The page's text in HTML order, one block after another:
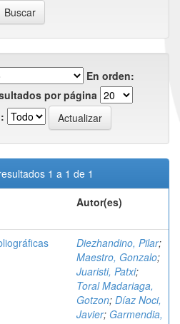
En orden:
por página
1 a 1 de 1
Autor(es)
Diezhandino, Pilar;
Maestro, Gonzalo;
Juaristi, Patxi;
Toral Madariaga,
Gotzon; Díaz Noci,
Javier; Garmendia,